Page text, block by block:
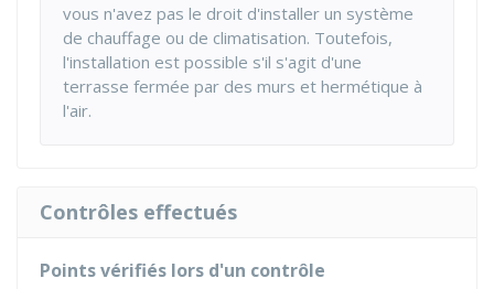
vous n'avez pas le droit d'installer un système
de chauffage ou de climatisation. Toutefois,
l'installation est possible s'il s'agit d'une
terrasse fermée par des murs et hermétique à
l'air.
Contrôles effectués
Points vérifiés lors d'un contrôle